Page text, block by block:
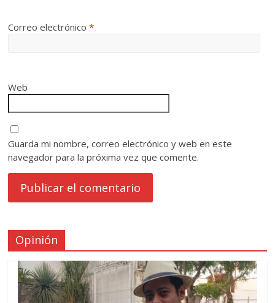
Correo electrónico*
Web
Guarda mi nombre, correo electrónico y web en este
navegador para la próxima vez que comente.
Opinión